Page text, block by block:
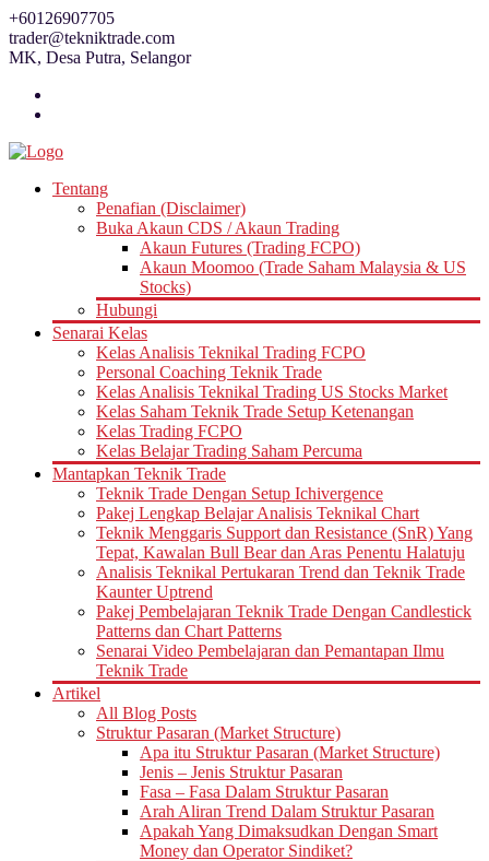
Skip
to
content
+60126907705
trader@tekniktrade.com
MK, Desa Putra, Selangor
Tentang
Penafian (Disclaimer)
Buka Akaun CDS / Akaun Trading
Akaun Futures (Trading FCPO)
Akaun Moomoo (Trade Saham Malaysia & US
Stocks)
Hubungi
Senarai Kelas
Kelas Analisis Teknikal Trading FCPO
Personal Coaching Teknik Trade
Kelas Analisis Teknikal Trading US Stocks Market
Kelas Saham Teknik Trade Setup Ketenangan
Kelas Trading FCPO
Kelas Belajar Trading Saham Percuma
Mantapkan Teknik Trade
Teknik Trade Dengan Setup Ichivergence
Pakej Lengkap Belajar Analisis Teknikal Chart
Teknik Menggaris Support dan Resistance (SnR) Yang
Tepat, Kawalan Bull Bear dan Aras Penentu Halatuju
Analisis Teknikal Pertukaran Trend dan Teknik Trade
Kaunter Uptrend
Pakej Pembelajaran Teknik Trade Dengan Candlestick
Patterns dan Chart Patterns
Senarai Video Pembelajaran dan Pemantapan Ilmu
Teknik Trade
Artikel
All Blog Posts
Struktur Pasaran (Market Structure)
Apa itu Struktur Pasaran (Market Structure)
Jenis – Jenis Struktur Pasaran
Fasa – Fasa Dalam Struktur Pasaran
Arah Aliran Trend Dalam Struktur Pasaran
Apakah Yang Dimaksudkan Dengan Smart
Money dan Operator Sindiket?